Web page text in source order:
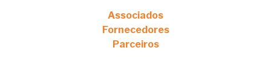
Associados
Fornecedores
Parceiros